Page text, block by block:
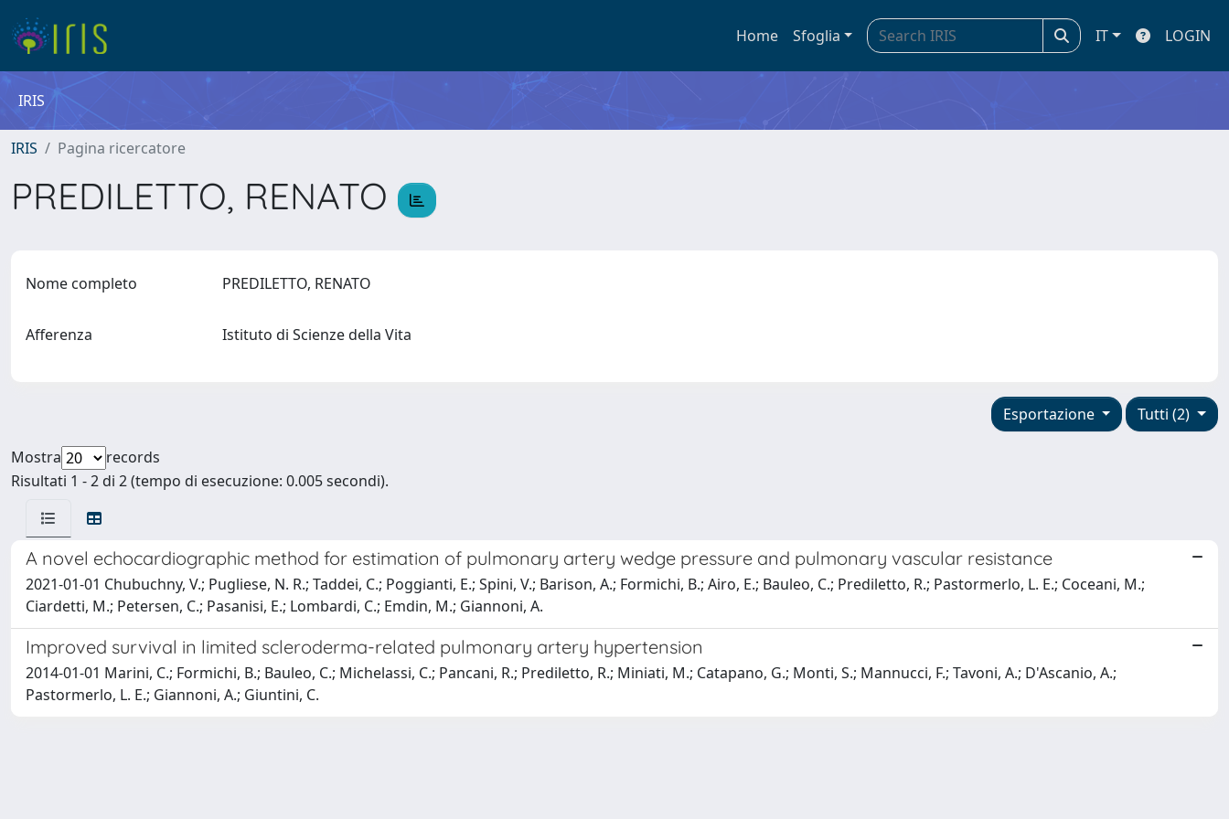
Home Sfoglia IT LOGIN
IRIS
IRIS Pagina ricercatore
PREDILETTO, RENATO
Nome completo PREDILETTO, RENATO
Afferenza Istituto di Scienze della Vita
Tutti (2)
Esportazione
Mostra
records
Risultati 1 - 2 di 2 (tempo di esecuzione: 0.005 secondi).
A novel echocardiographic method for estimation of pulmonary artery wedge pressure and pulmonary vascular resistance
2021-01-01 Chubuchny, V.; Pugliese, N. R.; Taddei, C.; Poggianti, E.; Spini, V.; Barison, A.; Formichi, B.; Airo, E.; Bauleo, C.; Prediletto, R.; Pastormerlo, L. E.; Coceani, M.;
Ciardetti, M.; Petersen, C.; Pasanisi, E.; Lombardi, C.; Emdin, M.; Giannoni, A.
Improved survival in limited scleroderma-related pulmonary artery hypertension
2014-01-01 Marini, C.; Formichi, B.; Bauleo, C.; Michelassi, C.; Pancani, R.; Prediletto, R.; Miniati, M.; Catapano, G.; Monti, S.; Mannucci, F.; Tavoni, A.; D'Ascanio, A.;
Pastormerlo, L. E.; Giannoni, A.; Giuntini, C.